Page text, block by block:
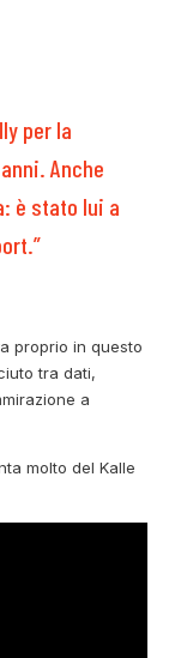
per la
Anche
è stato lui a
proprio in questo
tra dati,
a
molto del Kalle